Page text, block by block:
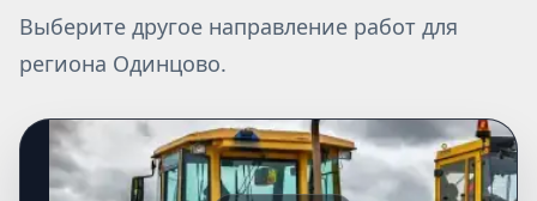
Выберите другое направление работ для
региона Одинцово.